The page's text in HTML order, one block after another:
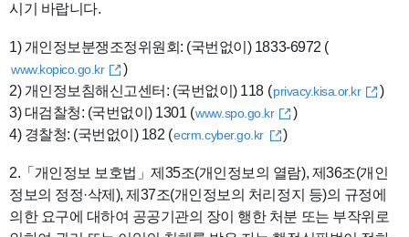
시기 바랍니다.
1) 개인정보분쟁조정위원회: (국번없이) 1833-6972 (
www.kopico.go.kr
)
2) 개인정보침해신고센터: (국번없이) 118 (privacy.kisa.or.kr
)
3) 대검찰청: (국번없이) 1301 (www.spo.go.kr
)
4) 경찰청: (국번없이) 182 (ecrm.cyber.go.kr )
2.「개인정보 보호법」제35조(개인정보의 열람), 제36조(개인
정보의 정정·삭제), 제37조(개인정보의 처리정지 등)의 규정에
의한 요구에 대하여 공공기관의 장이 행한 처분 또는 부작위로